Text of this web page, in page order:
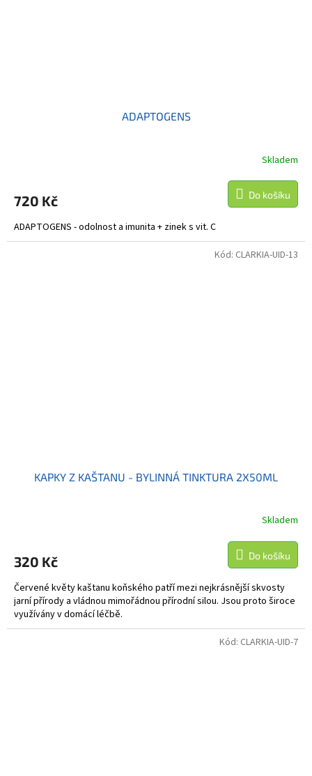
ADAPTOGENS
Skladem
720 Kč Do košíku
ADAPTOGENS - odolnost a imunita + zinek s vit. C
KAPKY Z KAŠTANU - BYLINNÁ TINKTURA 2X50ML
Skladem
320 Kč Do košíku
Červené květy kaštanu koňského patří mezi nejkrásnější skvosty
jarní přírody a vládnou mimořádnou přírodní silou. Jsou proto široce
využívány v domácí léčbě.
Kód: CLARKIA-UID-13
Kód: CLARKIA-UID-7